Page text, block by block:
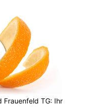
Frauenfeld TG: Ihr